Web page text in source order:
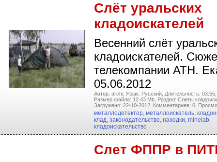
Слёт уральских
кладоискателей
Весенний слёт
кладоискателей.
телекомпании АТН.
05.06.2012
Автор: archi, Язык: Русский, Длительность: 03:55,
Размер файла: 12.43 Mb, Раздел: Слеты
Загружено: 22-10-2012, Комментариев: 0,
металлодетектор, металлоискатель,
клад, законодательство, находки, minelab,
кладоискательство
Слет ФППР в